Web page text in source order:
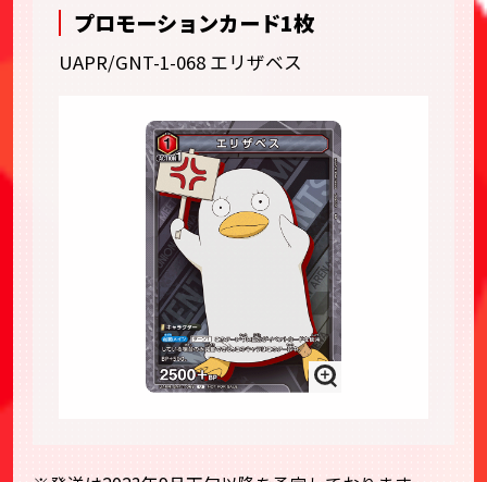
プロモーションカード1枚
UAPR/GNT-1-068 エリザベス